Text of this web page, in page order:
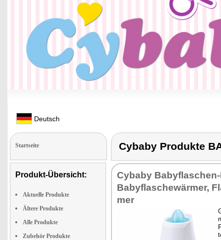
Deutsch
Startseite
Produkt-Übersicht:
Aktuelle Produkte
Ältere Produkte
Alle Produkte
Zubehör Produkte
Cybaby Produkte
Cy­ba­by
Ba­by­fla­sche­wär­mer,
mer